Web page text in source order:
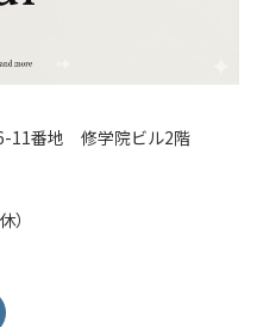
11番地 修学院ビル2階
）